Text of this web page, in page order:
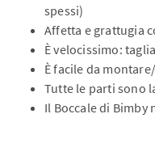
spessi)
Affetta e grattugia
È velocissimo:
È facile da
Tutte le parti sono
Il Boccale di Bimby